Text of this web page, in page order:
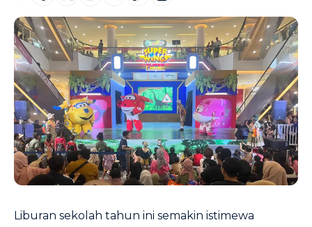
Liburan sekolah tahun ini semakin istimewa